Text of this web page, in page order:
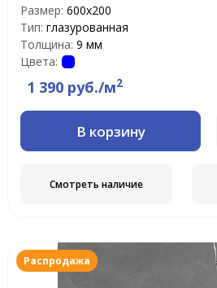
Размер: 600х200
Тип: глазурованная
Толщина: 9 мм
Цвета:
1 390 руб./м2
В корзину
Смотреть наличие
Распродажа